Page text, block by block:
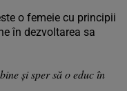
o femeie cu principii
în dezvoltarea sa
și sper să o educ în